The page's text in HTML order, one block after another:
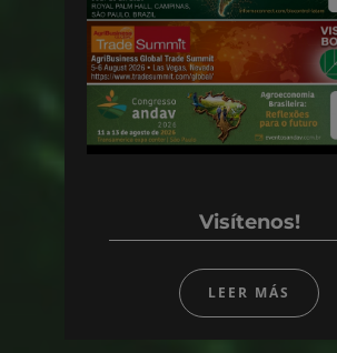
Visítenos!
LEER MÁS